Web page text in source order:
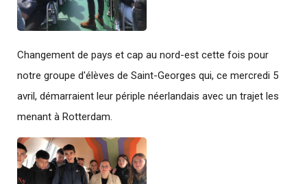
Changement de pays et cap au nord-est cette fois pour
notre groupe d'élèves de Saint-Georges qui, ce mercredi 5
avril, démarraient leur périple néerlandais avec un trajet les
menant à Rotterdam.